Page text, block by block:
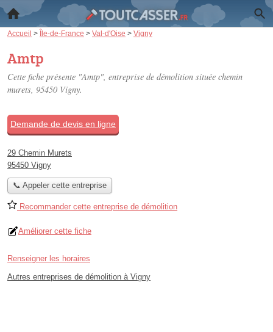
Accueil > Île-de-France > Val-d'Oise > Vigny
Amtp
Cette fiche présente "Amtp", entreprise de démolition située chemin
murets, 95450 Vigny.
Demande de devis en ligne
29 Chemin Murets
95450 Vigny
📞 Appeler cette entreprise
Recommander cette entreprise de démolition
Améliorer cette fiche
Renseigner les horaires
Autres entreprises de démolition à Vigny